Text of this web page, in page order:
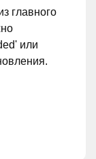
главного
или